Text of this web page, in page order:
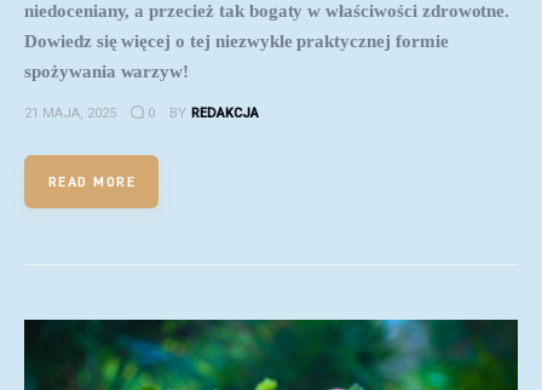
niedoceniany, a przecież tak bogaty w właściwości zdrowotne.
Dowiedz się więcej o tej niezwykle praktycznej formie
spożywania warzyw!
21 MAJA, 2025 0 BY REDAKCJA
READ MORE